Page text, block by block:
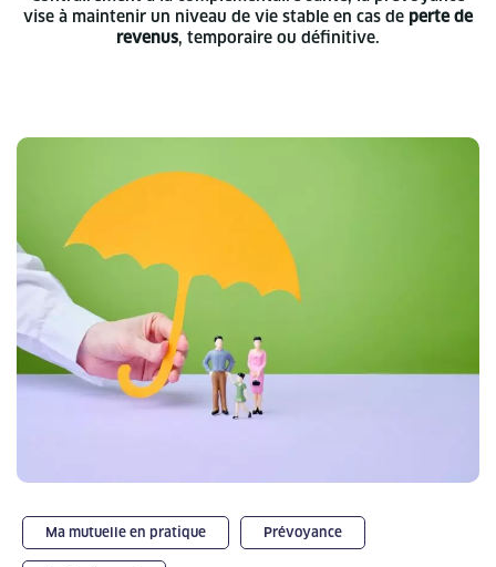
vise à maintenir un niveau de vie stable en cas de perte de
revenus, temporaire ou définitive.
Ma mutuelle en pratique Prévoyance